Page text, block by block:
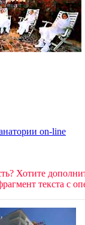
Хотите
текста c